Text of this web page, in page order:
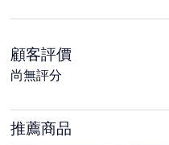
顧客評價
尚無評分
推薦商品